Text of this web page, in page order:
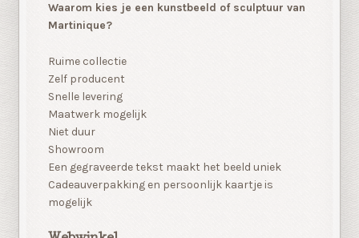
Waarom kies je een kunstbeeld of sculptuur van
Martinique?
Ruime collectie
Zelf producent
Snelle levering
Maatwerk mogelijk
Niet duur
Showroom
Een gegraveerde tekst maakt het beeld uniek
Cadeauverpakking en persoonlijk kaartje is
mogelijk